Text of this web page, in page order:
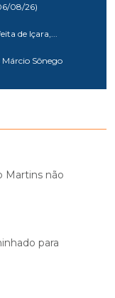
08/26)
de Içara,...
Sônego
Martins não
para